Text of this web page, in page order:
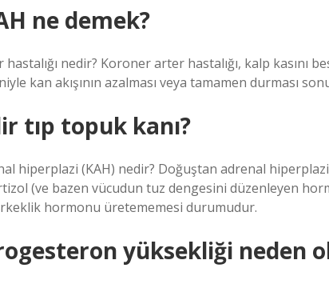
ne demek?
nedir? Koroner arter hastalığı, kalp kasını
kan akışının azalması veya tamamen durması
tıp topuk kanı?
hiperplazi (KAH) nedir? Doğuştan adrenal
(ve bazen vücudun tuz dengesini düzenleyen
hormonu üretememesi durumudur.
yüksekliği neden